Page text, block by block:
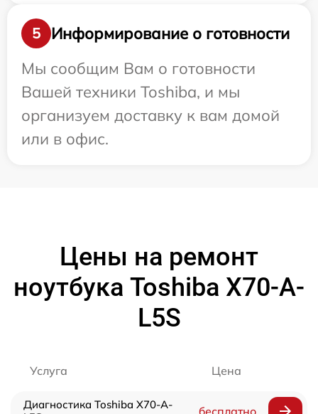
5
Информирование о готовности
Мы сообщим Вам о готовности
Вашей техники Toshiba, и мы
организуем доставку к вам домой
или в офис.
Цены на ремонт
ноутбука Toshiba X70-A-
L5S
Услуга Цена
Диагностика Toshiba X70-A-